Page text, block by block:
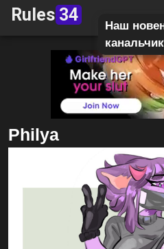
Наш
Rules 34
Philya